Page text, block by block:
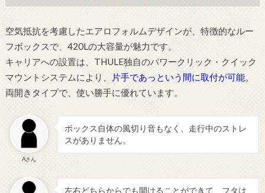
空気抵抗を考慮したエアロフォルムデザインが、特徴的なルー
フボックスで、420Lの大容量が魅力です。
キャリアへの設置は、THULE独自のパワークリック・クイック
マウントシステムにより、
片手であっという間に取付が可能。
両開きタイプで、使い勝手に優れています。
Aさん
ボックス自体の風切り音もなく、走行中のストレ
スがありません。
左右どちらからでも開けることができて、フタは